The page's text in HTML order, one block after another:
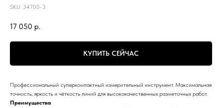
SKU: 34700-3
17 050 р.
КУПИТЬ СЕЙЧАС
Профессиональный суперкомпактный измерительный инструмент. Максимальная
точность, яркость и чёткость линий для высококачественных разметочных работ.
Преимущества